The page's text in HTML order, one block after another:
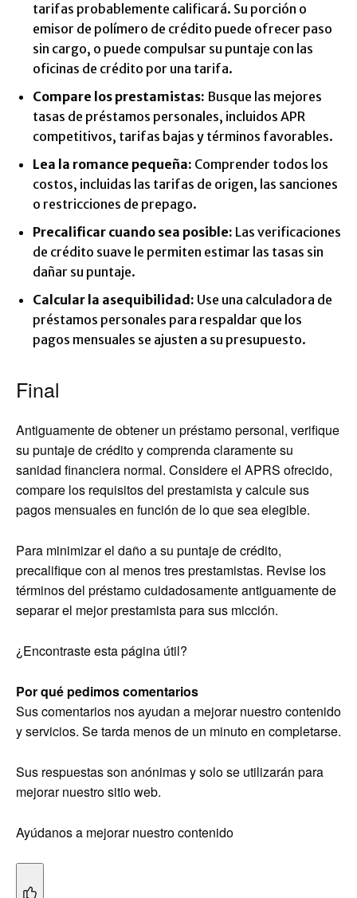
tarifas probablemente calificará. Su porción o
emisor de polímero de crédito puede ofrecer paso
sin cargo, o puede compulsar su puntaje con las
oficinas de crédito por una tarifa.
Compare los prestamistas: Busque las mejores
tasas de préstamos personales, incluidos APR
competitivos, tarifas bajas y términos favorables.
Lea la romance pequeña: Comprender todos los
costos, incluidas las tarifas de origen, las sanciones
o restricciones de prepago.
Precalificar cuando sea posible: Las verificaciones
de crédito suave le permiten estimar las tasas sin
dañar su puntaje.
Calcular la asequibilidad: Use una calculadora de
préstamos personales para respaldar que los
pagos mensuales se ajusten a su presupuesto.
Final
Antiguamente de obtener un préstamo personal, verifique
su puntaje de crédito y comprenda claramente su
sanidad financiera normal. Considere el APRS ofrecido,
compare los requisitos del prestamista y calcule sus
pagos mensuales en función de lo que sea elegible.
Para minimizar el daño a su puntaje de crédito,
precalifique con al menos tres prestamistas. Revise los
términos del préstamo cuidadosamente antiguamente de
separar el mejor prestamista para sus micción.
¿Encontraste esta página útil?
Por qué pedimos comentarios
Sus comentarios nos ayudan a mejorar nuestro contenido
y servicios. Se tarda menos de un minuto en completarse.
Sus respuestas son anónimas y solo se utilizarán para
mejorar nuestro sitio web.
Ayúdanos a mejorar nuestro contenido